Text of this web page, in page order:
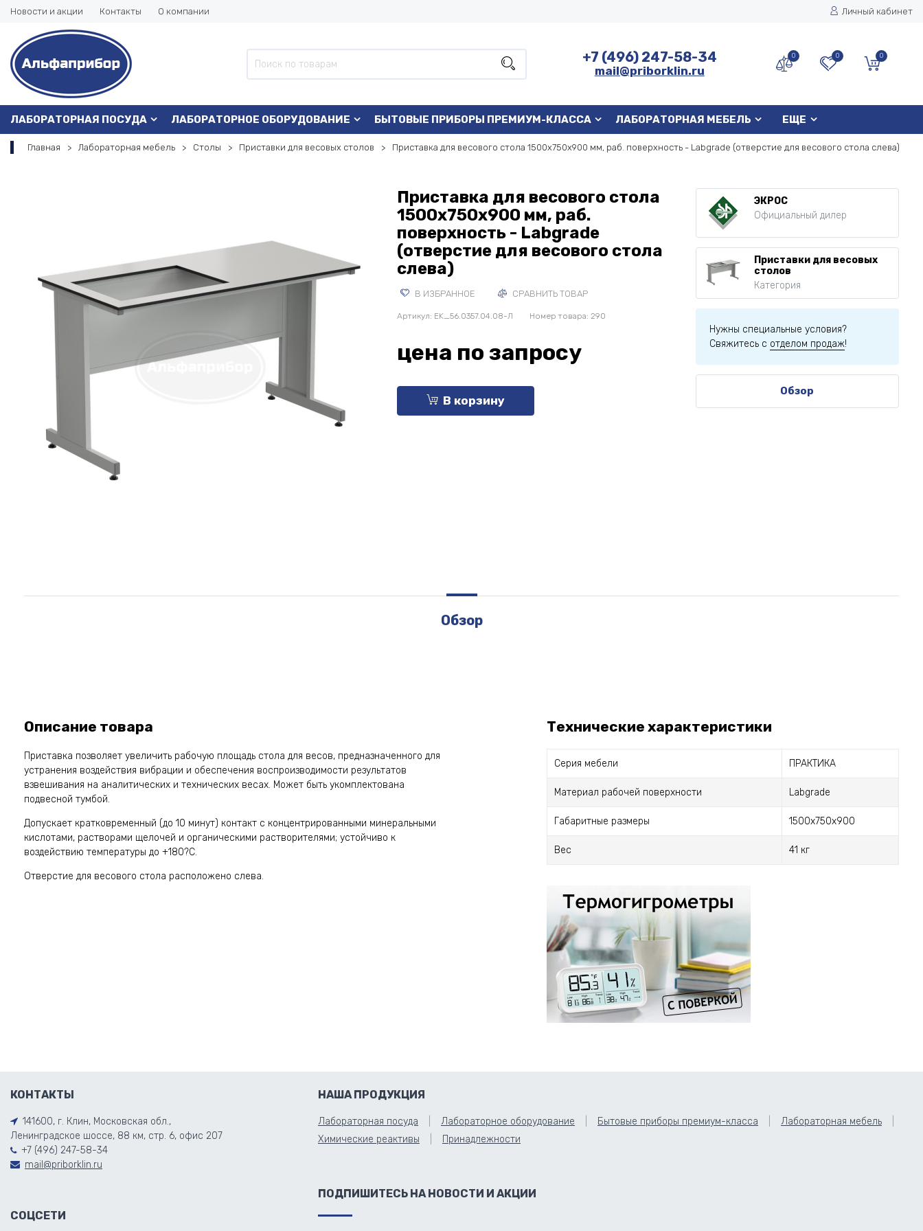
Новости и акции Контакты О компании Личный кабинет
+7 (496) 247-58-34
mail@priborklin.ru
0 0 0
ЛАБОРАТОРНАЯ ПОСУДА ЛАБОРАТОРНОЕ ОБОРУДОВАНИЕ БЫТОВЫЕ ПРИБОРЫ ПРЕМИУМ-КЛАССА ЛАБОРАТОРНАЯ МЕБЕЛЬ ЕЩЕ
Главная Лабораторная мебель Столы Приставки для весовых столов Приставка для весового стола 1500х750х900 мм, раб. поверхность - Labgrade (отверстие для весового стола слева)
Приставка для весового стола
1500х750х900 мм, раб.
поверхность - Labgrade
(отверстие для весового стола
слева)
В ИЗБРАННОЕ СРАВНИТЬ ТОВАР
Артикул: EK_56.0357.04.08-Л Номер товара: 290
цена по запросу
В корзину
ЭКРОС
Официальный дилер
Приставки для весовых
столов
Категория
Нужны специальные условия?
Свяжитесь с отделом продаж!
Обзор
Обзор
Описание товара
Приставка позволяет увеличить рабочую площадь стола для весов, предназначенного для
устранения воздействия вибрации и обеспечения воспроизводимости результатов
взвешивания на аналитических и технических весах. Может быть укомплектована
подвесной тумбой.
Допускает кратковременный (до 10 минут) контакт с концентрированными минеральными
кислотами, растворами щелочей и органическими растворителями; устойчиво к
воздействию температуры до +180?С.
Отверстие для весового стола расположено слева.
Технические характеристики
Серия мебели ПРАКТИКА
Материал рабочей поверхности Labgrade
Габаритные размеры 1500х750х900
Вес 41 кг
КОНТАКТЫ
141600, г. Клин, Московская обл.,
Ленинградское шоссе, 88 км, стр. 6, офис 207
+7 (496) 247-58-34
mail@priborklin.ru
СОЦСЕТИ
НАША ПРОДУКЦИЯ
Лабораторная посуда Лабораторное оборудование Бытовые приборы премиум-класса
Лабораторная мебель
Химические реактивы
Принадлежности
ПОДПИШИТЕСЬ НА НОВОСТИ И АКЦИИ